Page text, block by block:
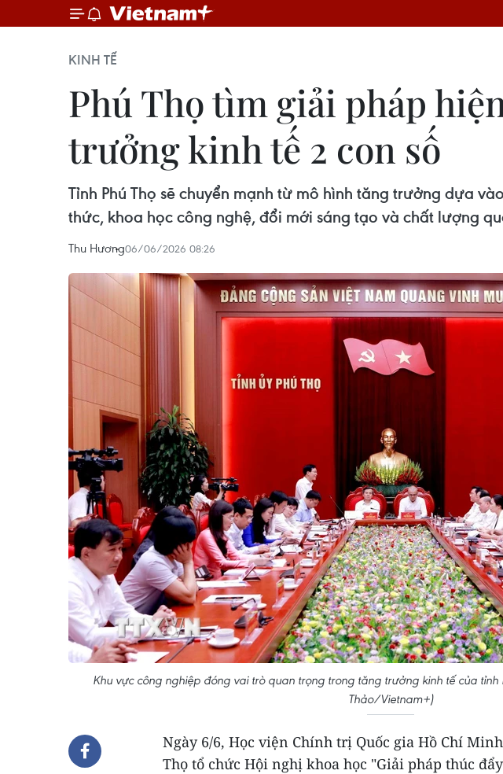
KINH TẾ
Phú Thọ tìm giải pháp
trưởng kinh tế 2 con số
Tỉnh Phú Thọ sẽ chuyển mạnh từ mô hình tăng trưởng dựa
thức, khoa học công nghệ, đổi mới sáng tạo và chất lượng
Thu Hương06/06/2026 08:26
Khu vực công nghiệp đóng vai trò quan trọng trong tăng trưởng kinh tế của tỉnh
Thảo/Vietnam+)
Ngày 6/6, Học viện Chính trị Quốc gia Hồ Chí
Thọ tổ chức Hội nghị khoa học "Giải pháp thúc